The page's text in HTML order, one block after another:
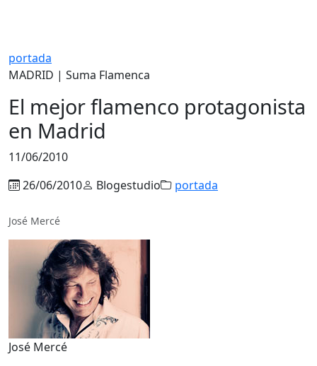
portada
MADRID | Suma Flamenca
El mejor flamenco protagonista
en Madrid
11/06/2010
26/06/2010
Blogestudio portada
José Mercé
José Mercé